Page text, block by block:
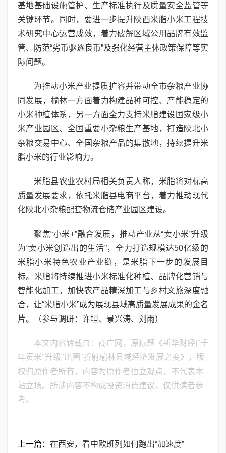
基地基础设施管护、生产标准执行及质量安全监管等
关键环节。同时，要进一步提升陕西米脂小米工程技
术研究中心运营成效，着力破解区域公用品牌有效监
管、防范“劣币驱逐良币”及强化经营主体政策保障等实
际问题。
为推动小米产业提质扩容并带动全市杂粮产业协
同发展，榆林一方面着力构建品种可控、产能稳定的
小米种植体系，另一方面全力支持米脂建设国家级小
米产业园区、全国重要小杂粮生产基地，打造陕北小
杂粮交易中心、全国杂粮产品的集散地，持续提升米
脂小米的行业影响力。
米脂县农业农村局相关负责人称，米脂将对标高
质量发展要求，依托米脂县电商平台，着力推动现代
化陕北小杂粮配套物流仓储产业园区建设。
聚焦“小米+”融合发展，推动产业从“卖小米”升级
为“卖小米创造出的生活”，全力打造规模达50亿级的
米脂小米特色农业产业链，是米脂下一步的发展目
标。米脂将持续推进小米标准化种植、品牌化营销与
智能化加工，加快农产品精深加工与乡村文旅深度融
合，让“米脂小米”成为展现县域高质量发展成果的金名
片。（参与调研：许坦、景兴涛、刘雨）
本文内容转载自：商广网，原标题《新华财经|"千
年贡米"升级"出圈"折射榆林县域经济发展之变》，版
权归原作者所有，内容为原作者独立观点，不代表本
站立场。所涉内容不构成投资消费建议，仅供读者参
考。
上一篇： 在西安，看中欧班列如何跑出“加速度”